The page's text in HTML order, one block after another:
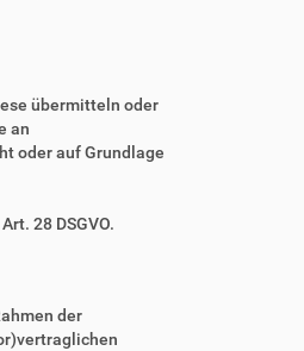
übermitteln oder
an
oder auf Grundlage
28 DSGVO.
der